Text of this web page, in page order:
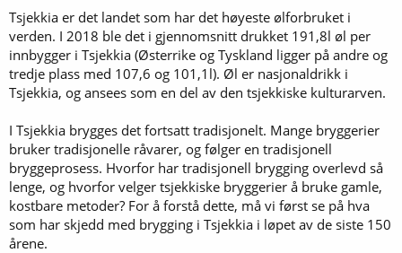
Tsjekkia er det landet som har det høyeste ølforbruket i
verden. I 2018 ble det i gjennomsnitt drukket 191,8l øl per
innbygger i Tsjekkia (Østerrike og Tyskland ligger på andre og
tredje plass med 107,6 og 101,1l). Øl er nasjonaldrikk i
Tsjekkia, og ansees som en del av den tsjekkiske kulturarven.
I Tsjekkia brygges det fortsatt tradisjonelt. Mange bryggerier
bruker tradisjonelle råvarer, og følger en tradisjonell
bryggeprosess. Hvorfor har tradisjonell brygging overlevd så
lenge, og hvorfor velger tsjekkiske bryggerier å bruke gamle,
kostbare metoder? For å forstå dette, må vi først se på hva
som har skjedd med brygging i Tsjekkia i løpet av de siste 150
årene.